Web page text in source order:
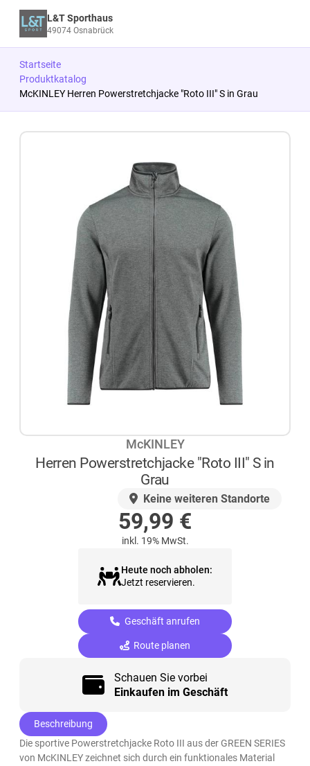
L&T Sporthaus
49074 Osnabrück
Startseite
Produktkatalog
McKINLEY Herren Powerstretchjacke "Roto III" S in Grau
McKINLEY
Herren Powerstretchjacke "Roto III" S in
Grau
Keine weiteren Standorte
59,99 €
inkl. 19% MwSt.
Heute noch abholen:
Jetzt reservieren.
Geschäft anrufen
Route planen
Schauen Sie vorbei
Einkaufen im Geschäft
Beschreibung
Die sportive Powerstretchjacke Roto III aus der GREEN SERIES
von McKINLEY zeichnet sich durch ein funktionales Material